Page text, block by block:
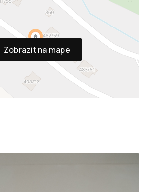
Zobraziť na mape